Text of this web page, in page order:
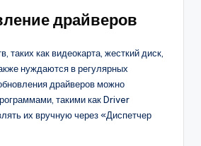
драйверов
таких как видеокарта, жесткий диск,
нуждаются в регулярных
драйверов можно
такими как Driver
их вручную через «Диспетчер